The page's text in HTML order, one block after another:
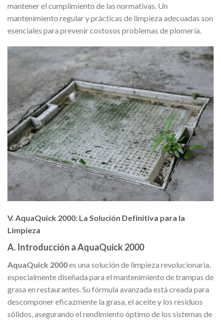
mantener el cumplimiento de las normativas. Un
mantenimiento regular y prácticas de limpieza adecuadas son
esenciales para prevenir costosos problemas de plomería.
V. AquaQuick 2000: La Solución Definitiva para la
Limpieza
A. Introducción a AquaQuick 2000
AquaQuick 2000es una solución de limpieza revolucionaria,
especialmente diseñada para el mantenimiento de trampas de
grasa en restaurantes. Su fórmula avanzada está creada para
descomponer eficazmente la grasa, el aceite y los residuos
sólidos, asegurando el rendimiento óptimo de los sistemas de